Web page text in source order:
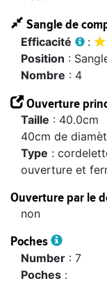
Sangle de
Efficacité :
position :
nombre : 4
Ouverture
taille : 40.0cm
40cm de
type :
ouverture et
Ouverture par le
non
Poches
number : 7
Poches :